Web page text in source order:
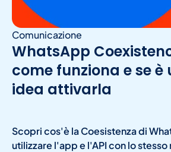
Comunicazione
WhatsApp
come funziona e se
idea attivarla
Scopri cos'è la Coesistenza di
utilizzare l'app e l'API con lo stesso